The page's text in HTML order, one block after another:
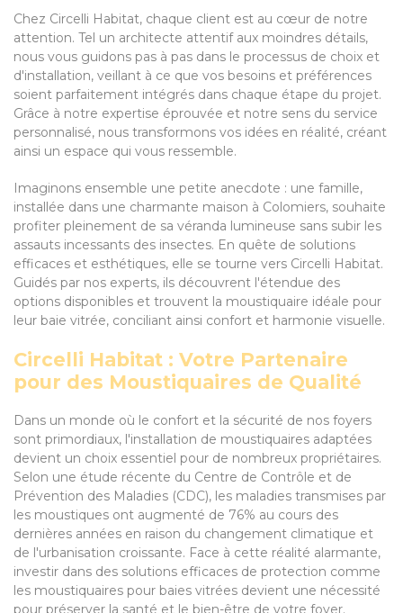
Chez Circelli Habitat, chaque client est au cœur de notre
attention. Tel un architecte attentif aux moindres détails,
nous vous guidons pas à pas dans le processus de choix et
d'installation, veillant à ce que vos besoins et préférences
soient parfaitement intégrés dans chaque étape du projet.
Grâce à notre expertise éprouvée et notre sens du service
personnalisé, nous transformons vos idées en réalité, créant
ainsi un espace qui vous ressemble.
Imaginons ensemble une petite anecdote : une famille,
installée dans une charmante maison à Colomiers, souhaite
profiter pleinement de sa véranda lumineuse sans subir les
assauts incessants des insectes. En quête de solutions
efficaces et esthétiques, elle se tourne vers Circelli Habitat.
Guidés par nos experts, ils découvrent l'étendue des
options disponibles et trouvent la moustiquaire idéale pour
leur baie vitrée, conciliant ainsi confort et harmonie visuelle.
Circelli Habitat : Votre Partenaire
pour des Moustiquaires de Qualité
Dans un monde où le confort et la sécurité de nos foyers
sont primordiaux, l'installation de moustiquaires adaptées
devient un choix essentiel pour de nombreux propriétaires.
Selon une étude récente du Centre de Contrôle et de
Prévention des Maladies (CDC), les maladies transmises par
les moustiques ont augmenté de 76% au cours des
dernières années en raison du changement climatique et
de l'urbanisation croissante. Face à cette réalité alarmante,
investir dans des solutions efficaces de protection comme
les moustiquaires pour baies vitrées devient une nécessité
pour préserver la santé et le bien-être de votre foyer.